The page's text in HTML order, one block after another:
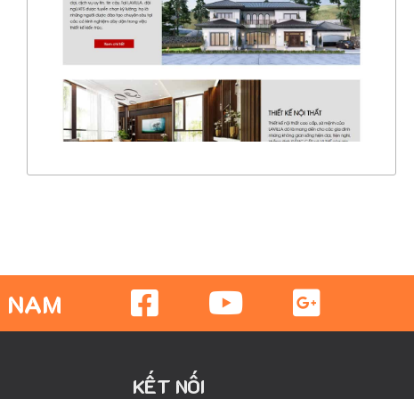
CHI TIẾT
XEM THỰC TẾ
KẾT NỐI